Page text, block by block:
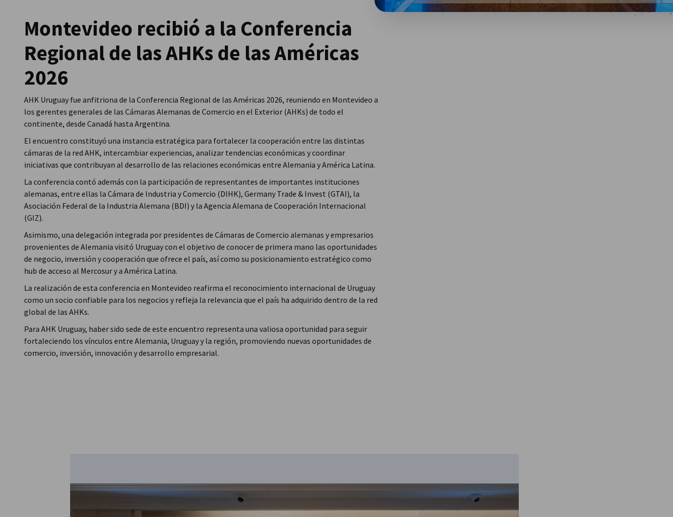
Montevideo recibió a la Conferencia
Regional de las AHKs de las Américas
2026
AHK Uruguay fue anfitriona de la Conferencia Regional de las Américas 2026, reuniendo en Montevideo a
los gerentes generales de las Cámaras Alemanas de Comercio en el Exterior (AHKs) de todo el
continente, desde Canadá hasta Argentina.
El encuentro constituyó una instancia estratégica para fortalecer la cooperación entre las distintas
cámaras de la red AHK, intercambiar experiencias, analizar tendencias económicas y coordinar
iniciativas que contribuyan al desarrollo de las relaciones económicas entre Alemania y América Latina.
La conferencia contó además con la participación de representantes de importantes instituciones
alemanas, entre ellas la Cámara de Industria y Comercio (DIHK), Germany Trade & Invest (GTAI), la
Asociación Federal de la Industria Alemana (BDI) y la Agencia Alemana de Cooperación Internacional
(GIZ).
Asimismo, una delegación integrada por presidentes de Cámaras de Comercio alemanas y empresarios
provenientes de Alemania visitó Uruguay con el objetivo de conocer de primera mano las oportunidades
de negocio, inversión y cooperación que ofrece el país, así como su posicionamiento estratégico como
hub de acceso al Mercosur y a América Latina.
La realización de esta conferencia en Montevideo reafirma el reconocimiento internacional de Uruguay
como un socio confiable para los negocios y refleja la relevancia que el país ha adquirido dentro de la red
global de las AHKs.
Para AHK Uruguay, haber sido sede de este encuentro representa una valiosa oportunidad para seguir
fortaleciendo los vínculos entre Alemania, Uruguay y la región, promoviendo nuevas oportunidades de
comercio, inversión, innovación y desarrollo empresarial.